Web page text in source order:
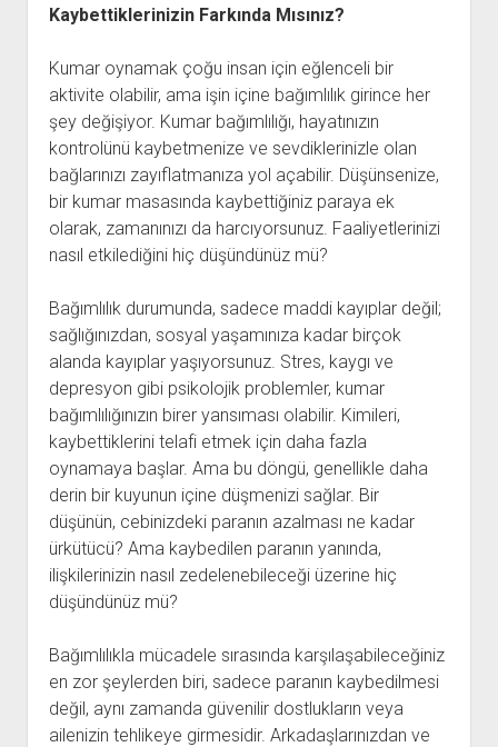
Kaybettiklerinizin Farkında Mısınız?
Kumar oynamak çoğu insan için eğlenceli bir
aktivite olabilir, ama işin içine bağımlılık girince her
şey değişiyor. Kumar bağımlılığı, hayatınızın
kontrolünü kaybetmenize ve sevdiklerinizle olan
bağlarınızı zayıflatmanıza yol açabilir. Düşünsenize,
bir kumar masasında kaybettiğiniz paraya ek
olarak, zamanınızı da harcıyorsunuz. Faaliyetlerinizi
nasıl etkilediğini hiç düşündünüz mü?
Bağımlılık durumunda, sadece maddi kayıplar değil;
sağlığınızdan, sosyal yaşamınıza kadar birçok
alanda kayıplar yaşıyorsunuz. Stres, kaygı ve
depresyon gibi psikolojik problemler, kumar
bağımlılığınızın birer yansıması olabilir. Kimileri,
kaybettiklerini telafi etmek için daha fazla
oynamaya başlar. Ama bu döngü, genellikle daha
derin bir kuyunun içine düşmenizi sağlar. Bir
düşünün, cebinizdeki paranın azalması ne kadar
ürkütücü? Ama kaybedilen paranın yanında,
ilişkilerinizin nasıl zedelenebileceği üzerine hiç
düşündünüz mü?
Bağımlılıkla mücadele sırasında karşılaşabileceğiniz
en zor şeylerden biri, sadece paranın kaybedilmesi
değil, aynı zamanda güvenilir dostlukların veya
ailenizin tehlikeye girmesidir. Arkadaşlarınızdan ve